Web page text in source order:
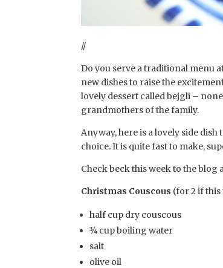
//
Do you serve a traditional menu
new dishes to raise the
lovely dessert called bejgli –
grandmothers of the family.
Anyway, here is a lovely side dish
choice. It is quite fast to make,
Check beck this week to the
Christmas Couscous (for 2 if this
half cup dry couscous
¾ cup boiling water
salt
olive oil